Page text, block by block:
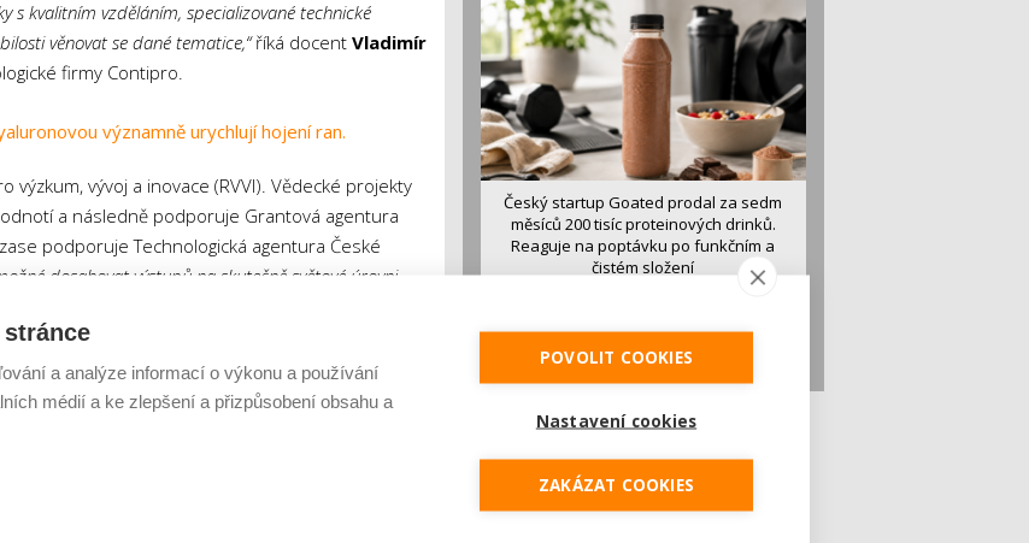
s kvalitním vzděláním, specializované technické
věnovat se dané tematice,“říká docent Vladimír
firmy Contipro.
významně urychlují hojení ran.
vývoj a inovace (RVVI). Vědecké projekty
a následně podporuje Grantová agentura
podporuje Technologická agentura České
dosahovat výstupů na skutečně světové úrovni.
Velebný. Představu o tom, jak nákladný je
látky, poskytuje například studie uveřejněná
autoři odhadují tuto částku na téměř dvě miliardy
Český startup Goated prodal za sedm
měsíců 200 tisíc proteinových drinků.
Reaguje na poptávku po funkčním a
čistém složení
a analýze informací o výkonu a používání
médií a ke zlepšení a přizpůsobení obsahu a
POVOLIT COOKIES
Nastavení cookies
ZAKÁZAT COOKIES